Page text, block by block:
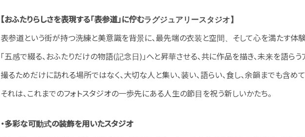
【おふたりらしさを表現する「表参道」に佇むラグジュアリースタジオ】
表参道という街が持つ洗練と美意識を背景に、最先端の衣装と空間、そして心を満たす体
「五感で綴る、おふたりだけの物語(記念日)」へと昇華させる、共に作品を描き、未来を語らう
撮るためだけに訪れる場所ではなく、大切な人と集い、装い、語らい、食し、余韻までも含め
それは、これまでのフォトスタジオの一歩先にある人生の節目を祝う新しいかたち。
・多彩な可動式の装飾を用いたスタジオ